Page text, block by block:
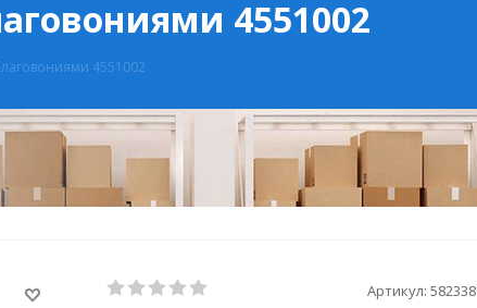
4551002
4551002
Артикул: 582338